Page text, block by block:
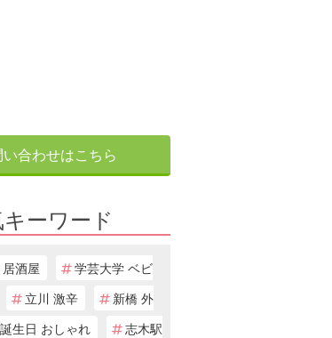
い合わせはこちら
キーワード
酒屋
学芸大学 ベビ
立川 激辛
新橋 外
生日 おしゃれ
志木駅